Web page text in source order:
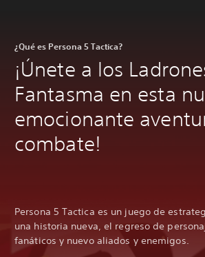
¿Qué es Persona 5 Tactica?
¡Únete a los
Fantasma en esta
emocionante
combate!
Persona 5 Tactica es un juego de
una historia nueva, el regreso de
fanáticos y nuevo aliados y enemigos.